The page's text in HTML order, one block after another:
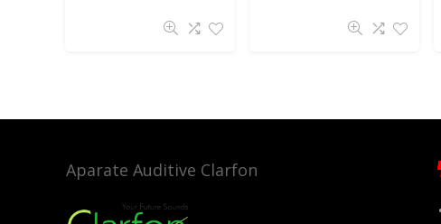
Aparate Auditive Clarfon